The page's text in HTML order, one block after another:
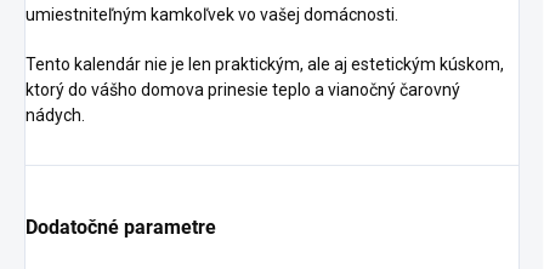
umiestniteľným kamkoľvek vo vašej domácnosti.
Tento kalendár nie je len praktickým, ale aj estetickým kúskom,
ktorý do vášho domova prinesie teplo a vianočný čarovný
nádych.
Dodatočné parametre